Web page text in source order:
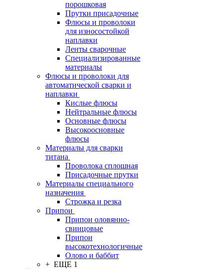
порошковая
Прутки присадочные
Флюсы и проволоки
для износостойкой
наплавки
Ленты сварочные
Специализированные
материалы
Флюсы и проволоки для
автоматической сварки и
наплавки
Кислые флюсы
Нейтральные флюсы
Основные флюсы
Высокоосновные
флюсы
Материалы для сварки
титана
Проволока сплошная
Присадочные прутки
Материалы специального
назначения
Строжка и резка
Припои
Припои оловянно-
свинцовые
Припои
высокотехнологичные
Олово и баббит
+ ЕЩЕ 1